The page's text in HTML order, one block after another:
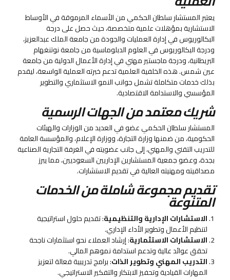
يعتبر المستشار سلطان الحكمي من الأسماء المرموقة في الأوساط
الاستشارية بمؤهلات علمية متخصصة، حيث حصل على درجة
البكالوريوس في إدارة العمليات والجودة من جامعة الملك عبدالعزيز،
ودرجة البكالوريوس في العلوم الدبلوماسية من جامعة نوتنغهام
البريطانية، ودرجة ماجستير مهني في إدارة الأعمال الدولية من جامعة
عين شمس. هذه الخلفية العلمية تدعم خبرته العملية الواسعة، ليقدم
بذلك خدمات متكاملة تشمل جوانب النمو الاستثماري والتطوير
المؤسسي والاستدامة الاقتصادية.
شريك معتمد من الجهات الرسمية
المستشار سلطان الحكمي عضو في العديد من الوزارات والهيئات
الحكومية، من ضمنها وزارة التجارة، ووزارة الإعلام، والمؤسسة العامة
للتدريب التقني والمهني، إلى جانب عضويته في الغرفة التجارية الصناعية
بجدة، وعضو جمعية المستشارين الإداريين السعوديين، مما يبرز
مصداقيته ومهنيته العالية في تقديم الاستشارات.
تقديم مجموعة شاملة من الخدمات
المتنوعة
الاستشارات الإدارية والتنظيمية: تقديم حلول استراتيجية
لتنظيم الأعمال وتطوير الأداء الإداري.
الاستشارات الاستثمارية: إرشاد العملاء نحو استثمارات ناجحة
تحقق عوائد عالية وتدعم استدامة نموهم المالي.
التدريب المهني وتطوير الذات: برامج تدريبية فعالة لتعزيز
المهارات القيادية وتحفيز الابتكار والتفكير الاستراتيجي.